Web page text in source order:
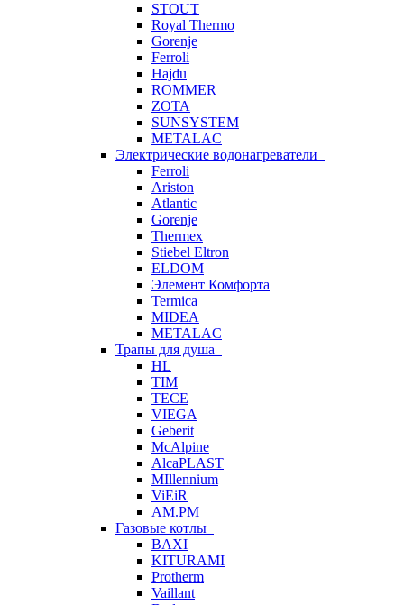
STOUT
Royal Thermo
Gorenje
Ferroli
Hajdu
ROMMER
ZOTA
SUNSYSTEM
METALAC
Электрические водонагреватели
Ferroli
Ariston
Atlantic
Gorenje
Thermex
Stiebel Eltron
ELDOM
Элемент Комфорта
Termica
MIDEA
METALAC
Трапы для душа
HL
TIM
TECE
VIEGA
Geberit
McAlpine
AlcaPLAST
MIllennium
ViEiR
AM.PM
Газовые котлы
BAXI
KITURAMI
Protherm
Vaillant